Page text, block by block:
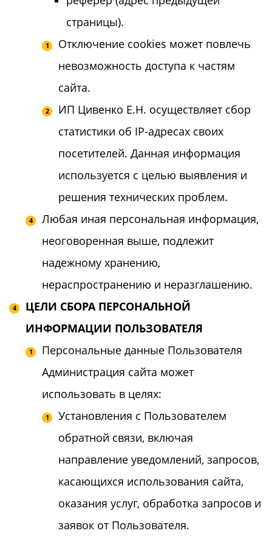
страницы).
Отключение cookies может повлечь
невозможность доступа к частям
сайта.
ИП Цивенко Е.Н. осуществляет сбор
статистики об IP-адресах своих
посетителей. Данная информация
используется с целью выявления и
решения технических проблем.
Любая иная персональная информация,
неоговоренная выше, подлежит
надежному хранению,
нераспространению и неразглашению.
ЦЕЛИ СБОРА ПЕРСОНАЛЬНОЙ
ИНФОРМАЦИИ ПОЛЬЗОВАТЕЛЯ
Персональные данные Пользователя
Администрация сайта может
использовать в целях:
Установления с Пользователем
обратной связи, включая
направление уведомлений, запросов,
касающихся использования сайта,
оказания услуг, обработка запросов и
заявок от Пользователя.